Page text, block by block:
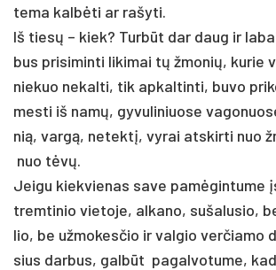
te­ma kalbė­ti ar ra­šy­ti.
Iš tiesų – kiek? Turbūt dar daug ir
bus pri­si­min­ti li­ki­mai tų žmo­nių, ku­rie
nie­kuo ne­kal­ti, tik ap­kal­tin­ti, bu­vo
mes­ti iš namų, gy­vu­li­niuo­se
nią, vargą, ne­tektį, vy­rai at­skir­ti nuo
nuo tėvų.
Jei­gu kiek­vie­nas sa­ve pamė­gin­tu­me
trem­ti­nio vie­to­je, al­ka­no, su­ša­lu­sio,
lio, be už­mo­kes­čio ir val­gio ver­čia­mo
sius dar­bus, galbūt pa­gal­vo­tu­me,